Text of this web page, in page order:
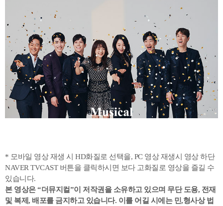
* 모바일 영상 재생 시 HD화질로 선택을, PC 영상 재생시 영상 하단
NAVER TVCAST 버튼을 클릭하시면 보다 고화질로 영상을 즐길 수
있습니다.
본 영상은 “더뮤지컬”이 저작권을 소유하고 있으며 무단 도용, 전재
및 복제, 배포를 금지하고 있습니다. 이를 어길 시에는 민,형사상 법